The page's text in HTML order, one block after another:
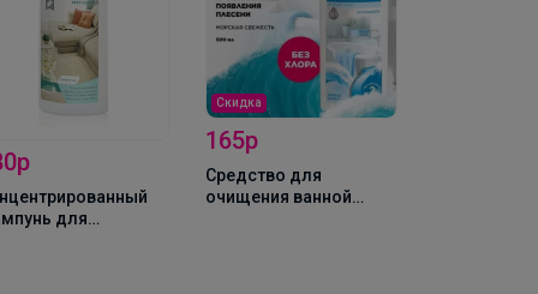
для
ванной
«Эффект
370р
Концентрированный
стиральный порошок
универсальный Горная
свежесть